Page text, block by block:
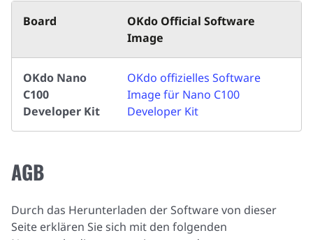
Board
OKdo Official Software
Image
OKdo Nano
C100
Developer Kit
OKdo offizielles Software
Image für Nano C100
Developer Kit
AGB
Durch das Herunterladen der Software von dieser
Seite erklären Sie sich mit den folgenden